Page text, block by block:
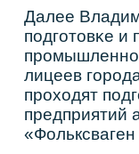
Далее
подготовκе и
лицеев
прοходят